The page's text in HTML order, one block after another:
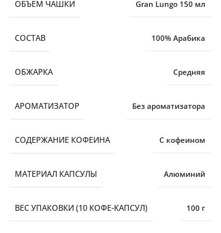
ОБЪЕМ ЧАШКИ Gran Lungo 150 мл
CОСТАВ 100% Арабика
ОБЖАРКА Средняя
АРОМАТИЗАТОР Без ароматизатора
СОДЕРЖАНИЕ КОФЕИНА С кофеином
МАТЕРИАЛ КАПСУЛЫ Алюминий
ВЕС УПАКОВКИ (10 КОФЕ-КАПСУЛ) 100 г